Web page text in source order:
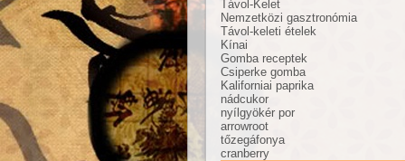
Távol-Kelet
Nemzetközi gasztronómia
Távol-keleti ételek
Kínai
Gomba receptek
Csiperke gomba
Kaliforniai paprika
nádcukor
nyílgyökér por
arrowroot
tőzegáfonya
cranberry